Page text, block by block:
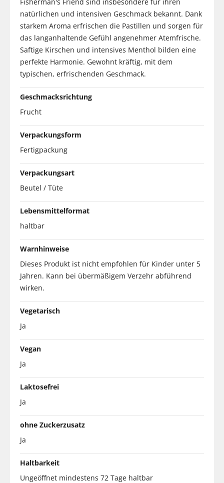
natürlichen und intensiven Geschmack bekannt. Dank
starkem Aroma erfrischen die Pastillen und sorgen für
das langanhaltende Gefühl angenehmer Atemfrische.
Saftige Kirschen und intensives Menthol bilden eine
perfekte Harmonie. Gewohnt kräftig, mit dem
typischen, erfrischenden Geschmack.
Geschmacksrichtung
Frucht
Verpackungsform
Fertigpackung
Verpackungsart
Beutel / Tüte
Lebensmittelformat
haltbar
Warnhinweise
Dieses Produkt ist nicht empfohlen für Kinder unter 5
Jahren. Kann bei übermäßigem Verzehr abführend
wirken.
Vegetarisch
Ja
Vegan
Ja
Laktosefrei
Ja
ohne Zuckerzusatz
Ja
Haltbarkeit
Ungeöffnet mindestens 72 Tage haltbar